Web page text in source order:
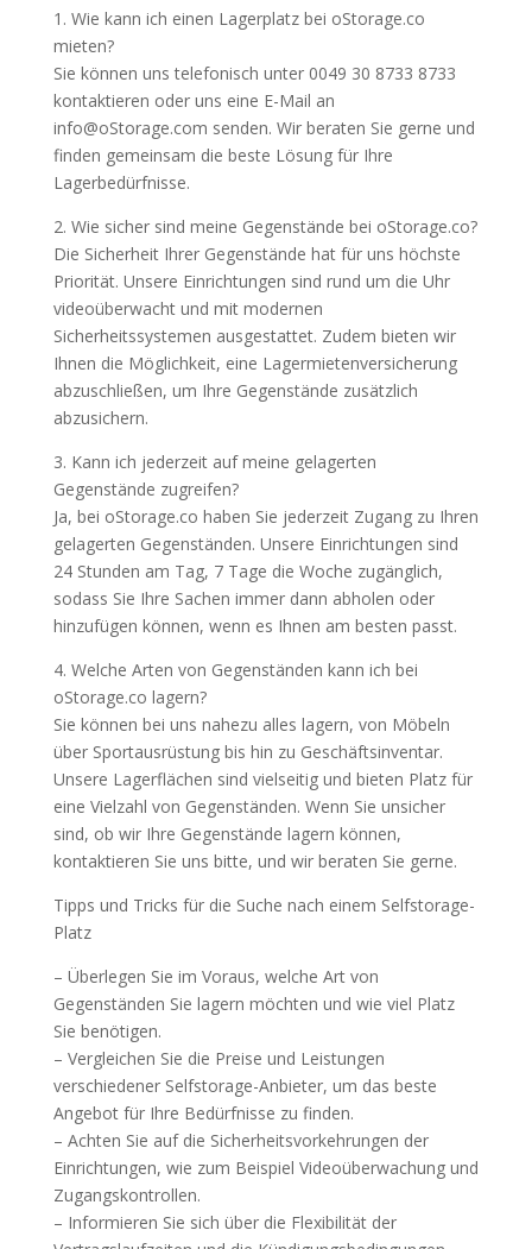
1. Wie kann ich einen Lagerplatz bei oStorage.co
mieten?
Sie können uns telefonisch unter 0049 30 8733 8733
kontaktieren oder uns eine E-Mail an
info@oStorage.com senden. Wir beraten Sie gerne und
finden gemeinsam die beste Lösung für Ihre
Lagerbedürfnisse.
2. Wie sicher sind meine Gegenstände bei oStorage.co?
Die Sicherheit Ihrer Gegenstände hat für uns höchste
Priorität. Unsere Einrichtungen sind rund um die Uhr
videoüberwacht und mit modernen
Sicherheitssystemen ausgestattet. Zudem bieten wir
Ihnen die Möglichkeit, eine Lagermietenversicherung
abzuschließen, um Ihre Gegenstände zusätzlich
abzusichern.
3. Kann ich jederzeit auf meine gelagerten
Gegenstände zugreifen?
Ja, bei oStorage.co haben Sie jederzeit Zugang zu Ihren
gelagerten Gegenständen. Unsere Einrichtungen sind
24 Stunden am Tag, 7 Tage die Woche zugänglich,
sodass Sie Ihre Sachen immer dann abholen oder
hinzufügen können, wenn es Ihnen am besten passt.
4. Welche Arten von Gegenständen kann ich bei
oStorage.co lagern?
Sie können bei uns nahezu alles lagern, von Möbeln
über Sportausrüstung bis hin zu Geschäftsinventar.
Unsere Lagerflächen sind vielseitig und bieten Platz für
eine Vielzahl von Gegenständen. Wenn Sie unsicher
sind, ob wir Ihre Gegenstände lagern können,
kontaktieren Sie uns bitte, und wir beraten Sie gerne.
Tipps und Tricks für die Suche nach einem Selfstorage-
Platz
– Überlegen Sie im Voraus, welche Art von
Gegenständen Sie lagern möchten und wie viel Platz
Sie benötigen.
– Vergleichen Sie die Preise und Leistungen
verschiedener Selfstorage-Anbieter, um das beste
Angebot für Ihre Bedürfnisse zu finden.
– Achten Sie auf die Sicherheitsvorkehrungen der
Einrichtungen, wie zum Beispiel Videoüberwachung und
Zugangskontrollen.
– Informieren Sie sich über die Flexibilität der